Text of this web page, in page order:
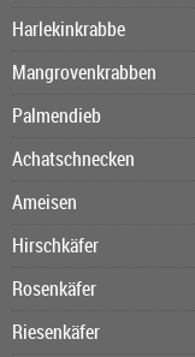
Harlekinkrabbe
Mangrovenkrabben
Palmendieb
Achatschnecken
Ameisen
Hirschkäfer
Rosenkäfer
Riesenkäfer